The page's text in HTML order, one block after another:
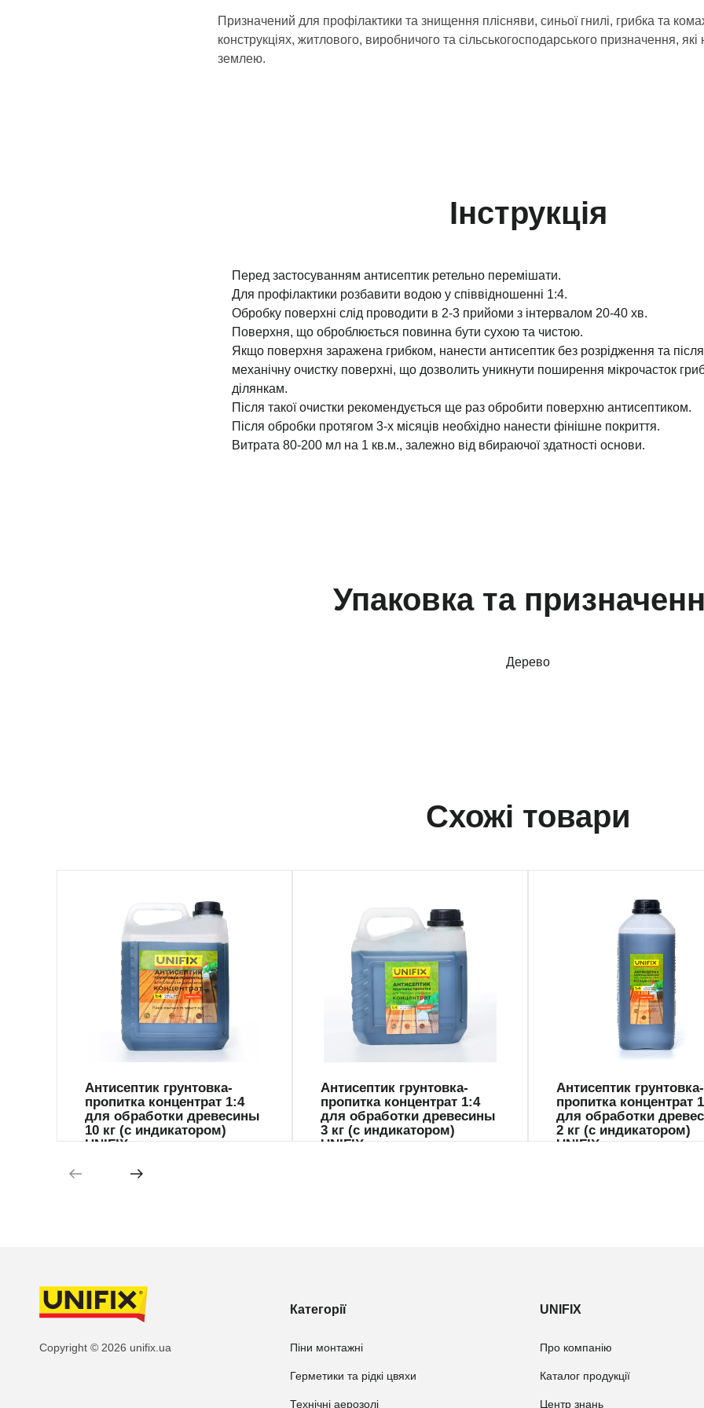
Призначений для профілактики та знищення плісняви, синьої гнилі, грибка та
конструкціях, житлового, виробничого та сільськогосподарського призначення,
землею.
Інструкція
Перед застосуванням антисептик ретельно перемішати.
Для профілактики розбавити водою у співвідношенні 1:4.
Обробку поверхні слід проводити в 2-3 прийоми з інтервалом 20-40 хв.
Поверхня, що оброблюється повинна бути сухою та чистою.
Якщо поверхня заражена грибком, нанести антисептик без розрідження та
механічну очистку поверхні, що дозволить уникнути поширення мікрочасток
ділянкам.
Після такої очистки рекомендується ще раз обробити поверхню антисептиком.
Після обробки протягом 3-х місяців необхідно нанести фінішне покриття.
Витрата 80-200 мл на 1 кв.м., залежно від вбираючої здатності основи.
Упаковка та
Дерево
Схожі товари
Антисептик грунтовка-
пропитка концентрат 1:4
для обработки древесины
10 кг (с индикатором)
UNIFIX
951170
Антисептик грунтовка-
пропитка концентрат 1:4
для обработки древесины
3 кг (с индикатором)
UNIFIX
951163
Антисептик грунтовка-
пропитка концентрат
для обработки
2 кг (с индикатором)
UNIFIX
Copyright © 2026 unifix.ua
Категорії
Піни монтажні
Герметики та рідкі цвяхи
Технічні аерозолі
UNIFIX
Про компанію
Каталог продукції
Центр знань